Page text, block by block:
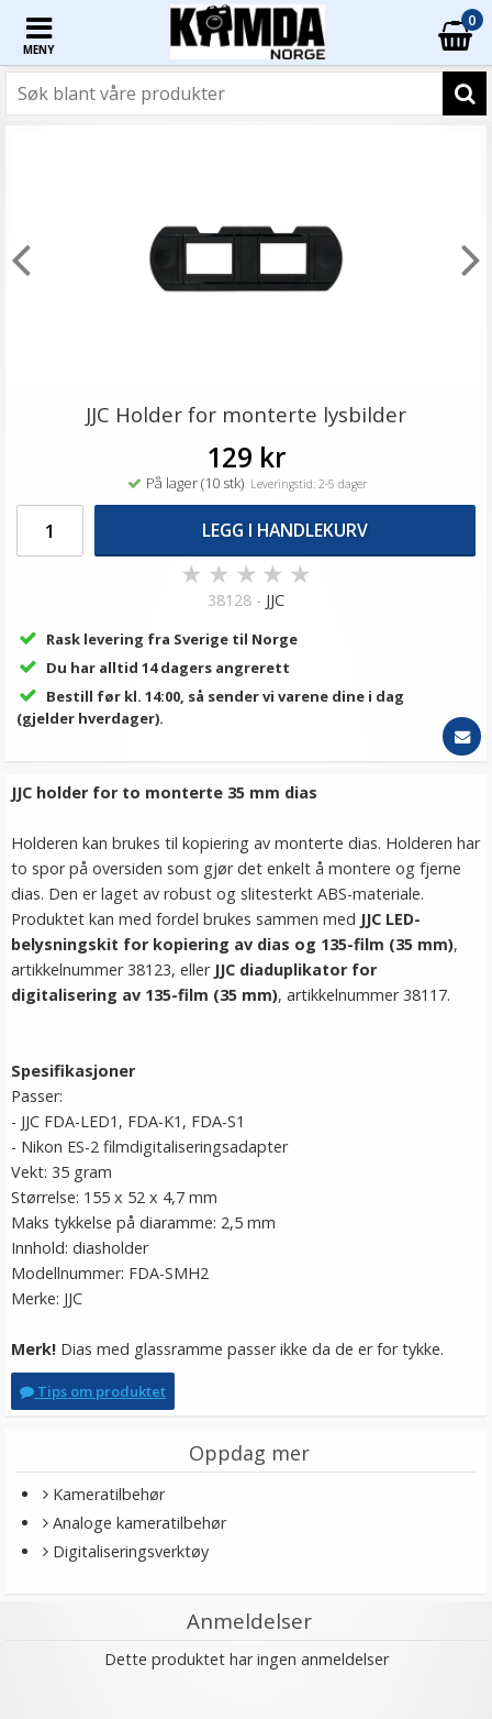
MENY
0
JJC Holder for monterte lysbilder
129 kr
På lager (10 stk) Leveringstid: 2-5 dager
LEGG I HANDLEKURV
★ ★ ★ ★ ★
38128 - JJC
Rask levering fra Sverige til Norge
Du har alltid 14 dagers angrerett
Bestill før kl. 14:00, så sender vi varene dine i dag
(gjelder hverdager).
JJC holder for to monterte 35 mm dias
Holderen kan brukes til kopiering av monterte dias. Holderen har
to spor på oversiden som gjør det enkelt å montere og fjerne
dias. Den er laget av robust og slitesterkt ABS-materiale.
Produktet kan med fordel brukes sammen med JJC LED-
belysningskit for kopiering av dias og 135-film (35 mm),
artikkelnummer 38123, eller JJC diaduplikator for
digitalisering av 135-film (35 mm), artikkelnummer 38117.
Spesifikasjoner
Passer:
- JJC FDA-LED1, FDA-K1, FDA-S1
- Nikon ES-2 filmdigitaliseringsadapter
Vekt: 35 gram
Størrelse: 155 x 52 x 4,7 mm
Maks tykkelse på diaramme: 2,5 mm
Innhold: diasholder
Modellnummer: FDA-SMH2
Merke: JJC
Merk! Dias med glassramme passer ikke da de er for tykke.
Tips om produktet
Oppdag mer
Kameratilbehør
Analoge kameratilbehør
Digitaliseringsverktøy
Anmeldelser
Dette produktet har ingen anmeldelser